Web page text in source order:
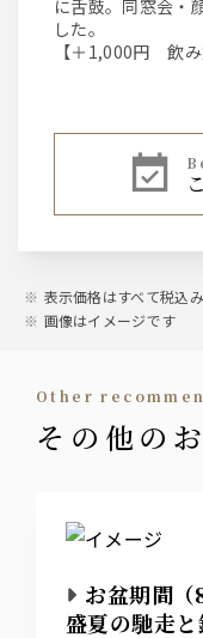
に舌鼓。同窓会・
した。
【＋1,000円 飲み
表示価格はすべて税込み
画像はイメージです
other
その他
お盆期間
盛夏の馳走